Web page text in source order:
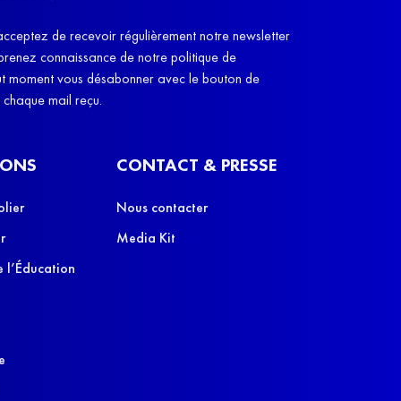
de recevoir régulièrement notre newsletter
connaissance de notre politique de
moment vous désabonner avec le bouton de
mail reçu.
l’Éducation
CONTACT & PRESSE
Nous contacter
Media Kit